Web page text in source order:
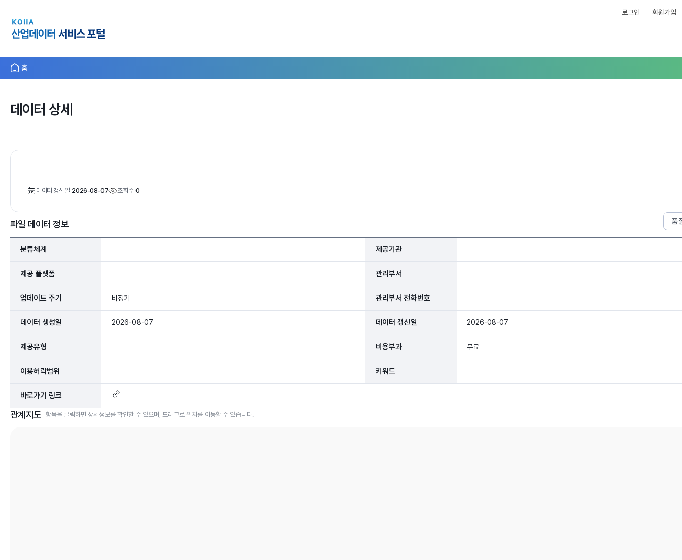
로그인 회원가입
홈
데이터 상세
데이터 갱신일 2026-08-07 조회수 0
파일 데이터 정보 품
분류체계 제공기관
제공 플랫폼 관리부서
업데이트 주기 비정기 관리부서 전화번호
데이터 생성일 2026-08-07 데이터 갱신일 2026-08-07
제공유형 비용부과 무료
이용허락범위 키워드
바로가기 링크
관계지도 항목을 클릭하면 상세정보를 확인할 수 있으며, 드래그로 위치를 이동할 수 있습니다.